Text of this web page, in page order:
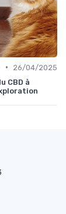
•
26/04/2025
CBD à